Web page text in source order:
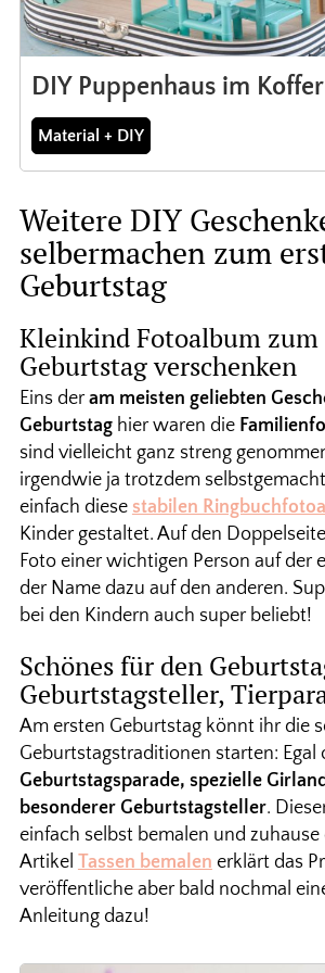
DIY Puppenhaus im Koffer
Material + DIY
Weitere DIY
selbermachen zum
Geburtstag
Kleinkind Fotoalbum zum
Geburtstag verschenken
Eins deram meisten geliebten
Geburtstaghier waren die
sind vielleicht ganz streng
irgendwie ja trotzdem
einfach diese stabilen
Kinder gestaltet. Auf den
Foto einer wichtigen Person auf der
der Name dazu auf den anderen.
bei den Kindern auch super beliebt!
Schönes für den
Geburtstagsteller,
Am ersten Geburtstag könnt ihr die
Geburtstagstraditionen starten: Egal
Geburtstagsparade, spezielle
besonderer Geburtstagsteller.
einfach selbst bemalen und
Artikel Tassen bemalen erklärt das
veröffentliche aber bald nochmal
Anleitung dazu!